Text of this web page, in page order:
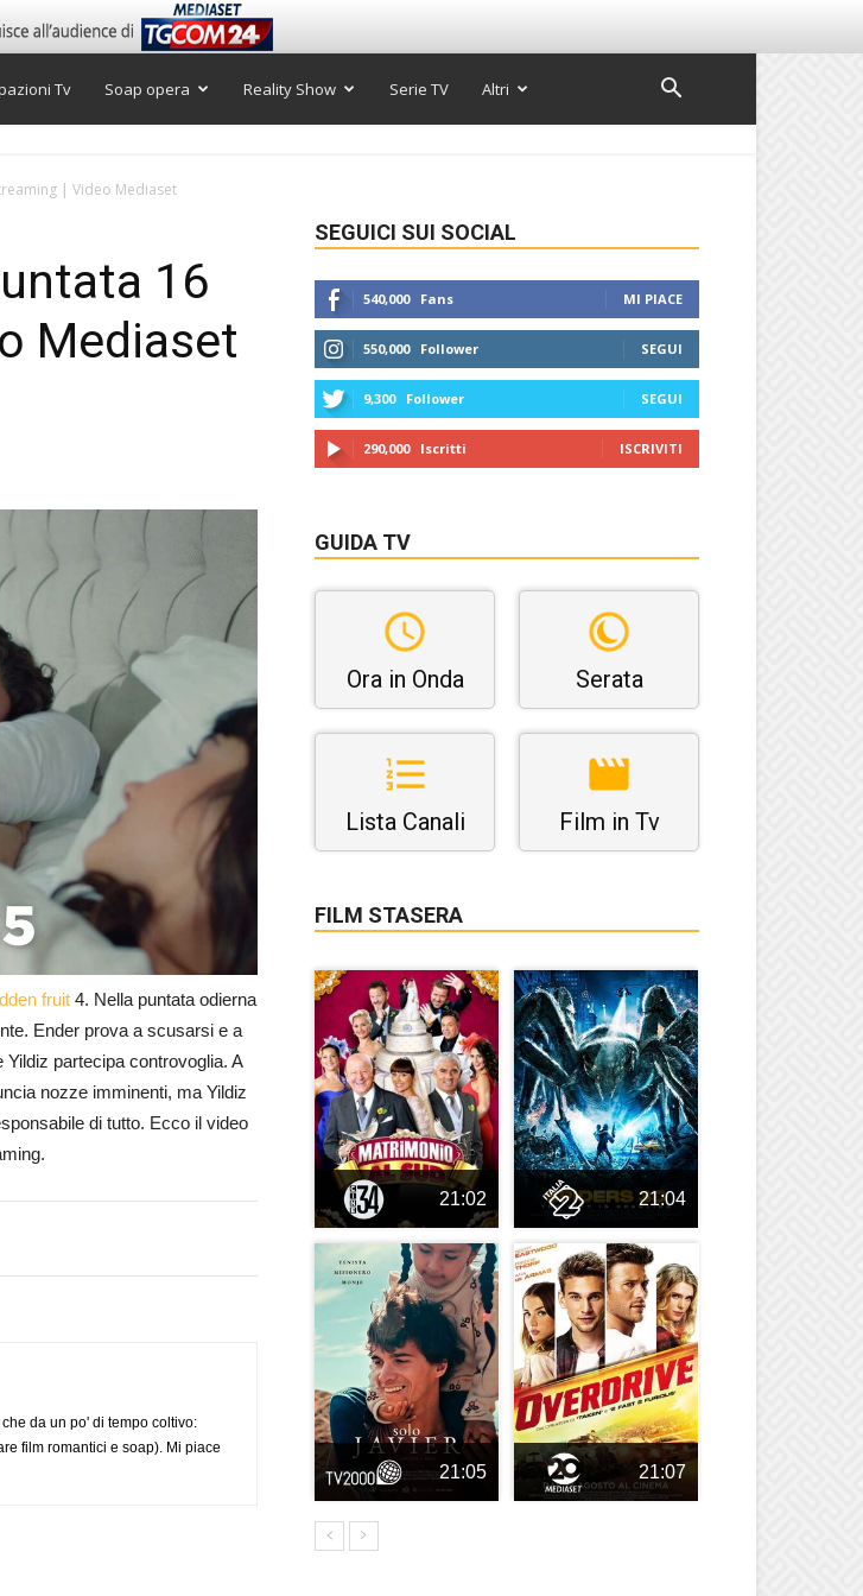
Tv Soap opera Reality Show Serie TV Altri
| Video Mediaset
16
Mediaset
fruit 4. Nella puntata odierna
Ender prova a scusarsi e a
partecipa controvoglia. A
nozze imminenti, ma Yildiz
di tutto. Ecco il video
da un po' di tempo coltivo:
film romantici e soap). Mi piace
SEGUICI SUI SOCIAL
540,000 Fans MI PIACE
550,000 Follower SEGUI
9,300 Follower SEGUI
290,000 Iscritti ISCRIVITI
GUIDA TV
Ora in Onda Serata
Lista Canali Film in Tv
FILM STASERA
21:02 21:04
21:05 21:07